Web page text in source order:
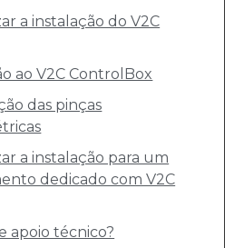
a instalação do V2C
ao V2C ControlBox
das pinças
a instalação para um
dedicado com V2C
apoio técnico?